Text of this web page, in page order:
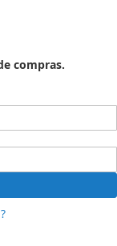
compras.